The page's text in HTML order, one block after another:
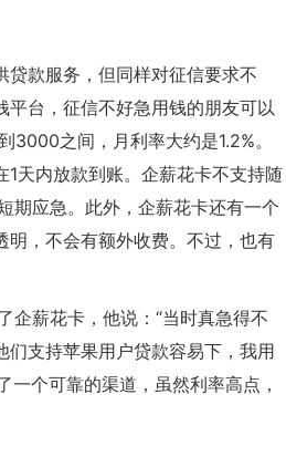
款服务，但同样对征信要求不
台，征信不好急用钱的朋友可以
之间，月利率大约是1.2%。
天内放款到账。企薪花卡不支持随
期应急。此外，企薪花卡还有一个
明，不会有额外收费。不过，也有
企薪花卡，他说：“当时真急得不
支持苹果用户贷款容易下，我用
个可靠的渠道，虽然利率高点，